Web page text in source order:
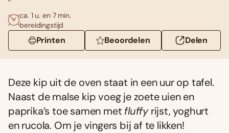
ca. 1 u. en 7 min.
bereidingstijd
Printen Beoordelen Delen
Deze kip uit de oven staat in een uur op tafel.
Naast de malse kip voeg je zoete uien en
paprika’s toe samen met fluffyrijst, yoghurt
en rucola. Om je vingers bij af te likken!